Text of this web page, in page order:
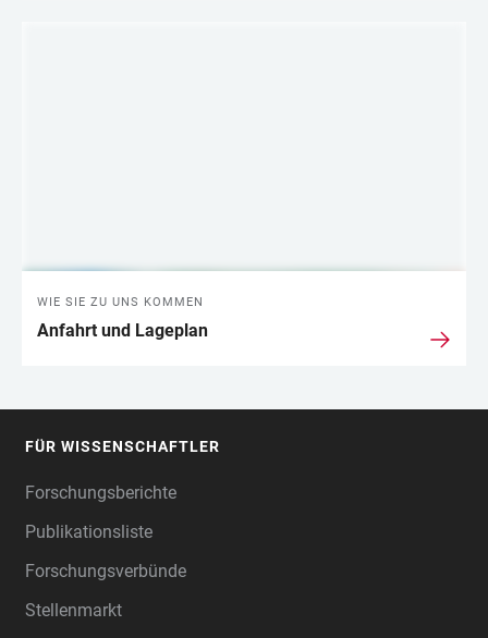
WIE SIE ZU UNS KOMMEN
Anfahrt und Lageplan
FÜR WISSENSCHAFTLER
Forschungsberichte
Publikationsliste
Forschungsverbünde
Stellenmarkt